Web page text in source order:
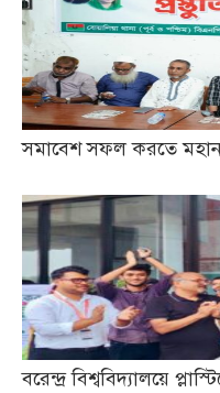
সমাবেশ সফল করতে
বরেন্দ্র বিশ্ববিদ্যালয়ে